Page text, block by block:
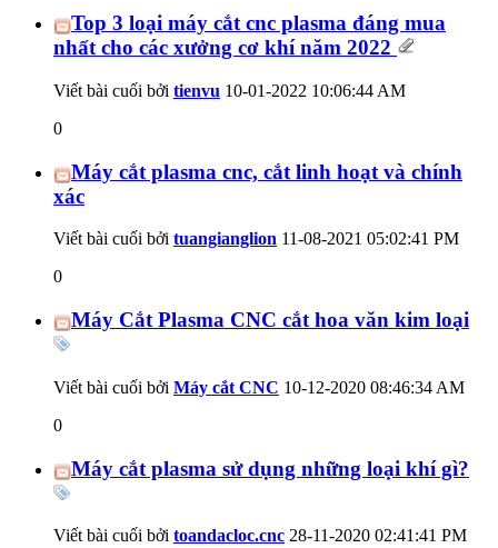
Top 3 loại máy cắt cnc plasma đáng mua
nhất cho các xưởng cơ khí năm 2022
Viết bài cuối bởi tienvu 10-01-2022 10:06:44 AM
0
Máy cắt plasma cnc, cắt linh hoạt và chính
xác
Viết bài cuối bởi tuangianglion 11-08-2021 05:02:41 PM
0
Máy Cắt Plasma CNC cắt hoa văn kim loại
Viết bài cuối bởi Máy cắt CNC 10-12-2020 08:46:34 AM
0
Máy cắt plasma sử dụng những loại khí gì?
Viết bài cuối bởi toandacloc.cnc 28-11-2020 02:41:41 PM